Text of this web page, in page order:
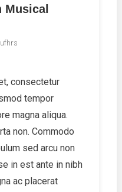
Musical
consectetur
tempor
magna aliqua.
non. Commodo
sed arcu non
in est ante in nibh
ac placerat